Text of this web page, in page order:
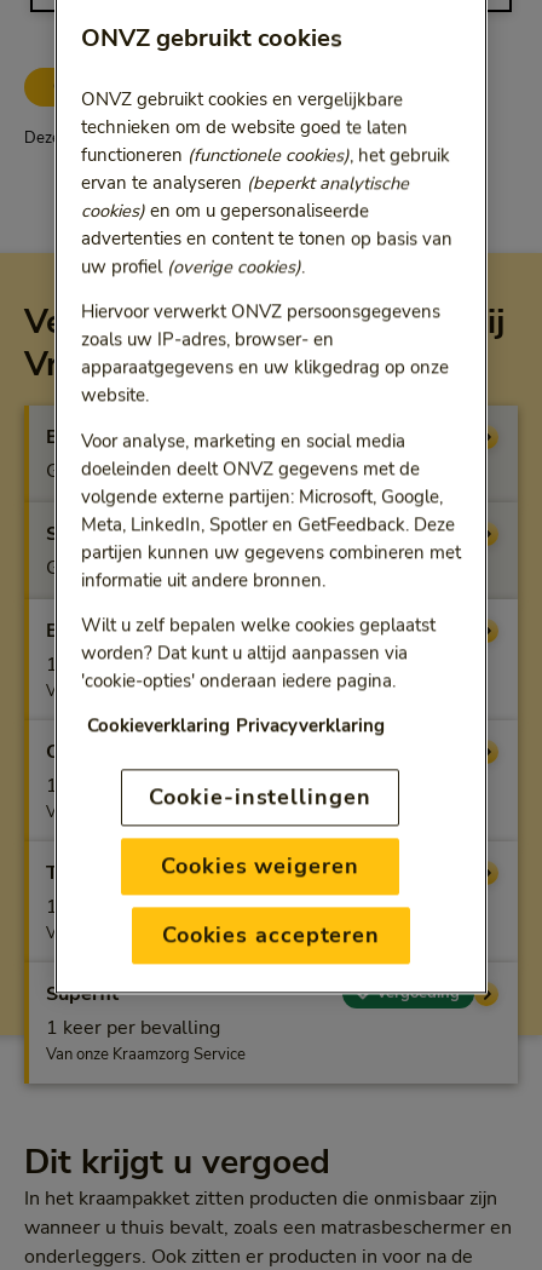
ONVZ Vrije Keuze
Deze vergoeding geldt alleen voor ONVZ Vrije Keuze
Vergoeding per verzekering bij
Vrije Keuze
Basisverzekering Vergoeding
Geen vergoeding
Startfit Vergoeding
Geen vergoeding
Benfit Vergoeding
1 keer per bevalling
Van onze Kraamzorg Service
Optifit
1 keer per bevalling
Van onze Kraamzorg Service
Topfit
1 keer per bevalling
Van onze Kraamzorg Service
Superfit Vergoeding
1 keer per bevalling
Van onze Kraamzorg Service
Dit krijgt u vergoed
In het kraampakket zitten producten die onmisbaar zijn
wanneer u thuis bevalt, zoals een matrasbeschermer en
onderleggers. Ook zitten er producten in voor na de
ONVZ gebruikt cookies
ONVZ gebruikt cookies en vergelijkbare
technieken om de website goed te laten
functioneren (functionele cookies), het gebruik
ervan te analyseren (beperkt analytische
cookies)en om u gepersonaliseerde
advertenties en content te tonen op basis van
uw profiel (overige cookies).
Hiervoor verwerkt ONVZ persoonsgegevens
zoals uw IP-adres, browser- en
apparaatgegevens en uw klikgedrag op onze
website.
Voor analyse, marketing en social media
doeleinden deelt ONVZ gegevens met de
volgende externe partijen: Microsoft, Google,
Meta, LinkedIn, Spotler en GetFeedback. Deze
partijen kunnen uw gegevens combineren met
informatie uit andere bronnen.
Wilt u zelf bepalen welke cookies geplaatst
worden? Dat kunt u altijd aanpassen via
'cookie-opties' onderaan iedere pagina.
Cookieverklaring Privacyverklaring
Cookie-instellingen
Cookies weigeren
Cookies accepteren